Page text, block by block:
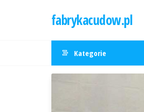
fabrykacudow.pl
Kategorie